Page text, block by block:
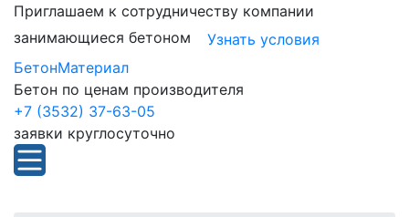
Приглашаем к сотрудничеству компании
занимающиеся бетоном
Узнать условия
БетонМатериал
Бетон по ценам производителя
+7 (3532) 37-63-05
заявки круглосуточно